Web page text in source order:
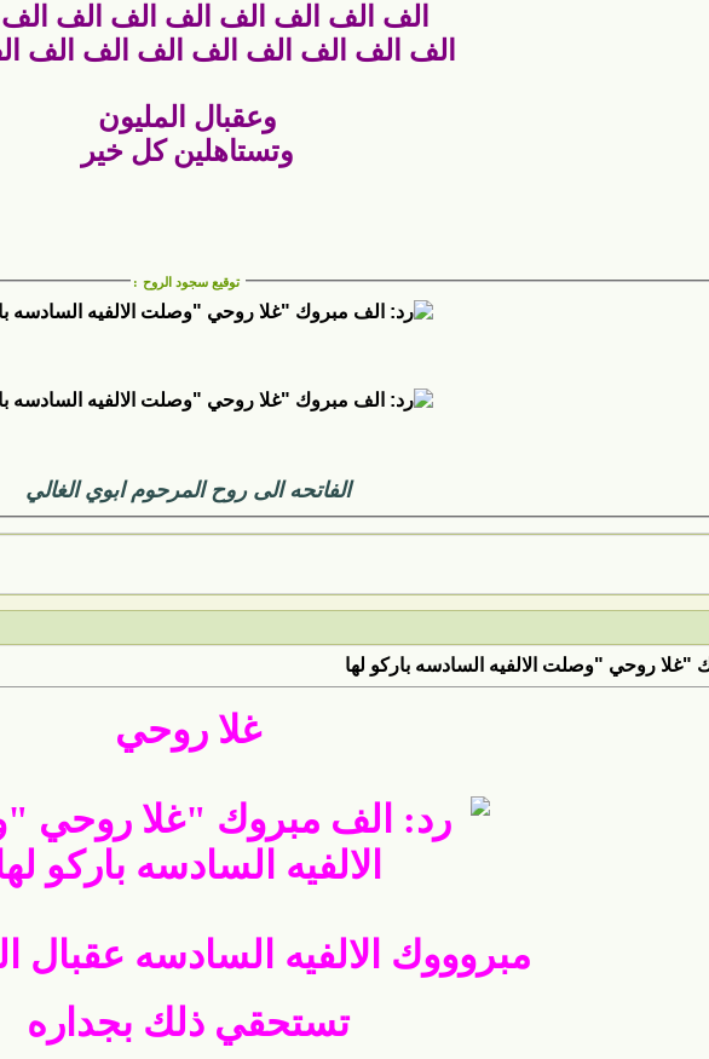
الف الف الف الف الف الف الف
الف الف الف الف الف الف الف الف
وعقبال المليون
وتستاهلين كل خير
توقيع سجود الروح :
الفاتحه الى روح المرحوم ابوي الغالي
"غلا روحي "وصلت الالفيه السادسه باركو لها
غلا روحي
مبروووك الالفيه السادسه عقبال
تستحقي ذلك بجداره